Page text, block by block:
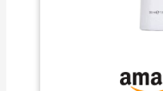
produits de